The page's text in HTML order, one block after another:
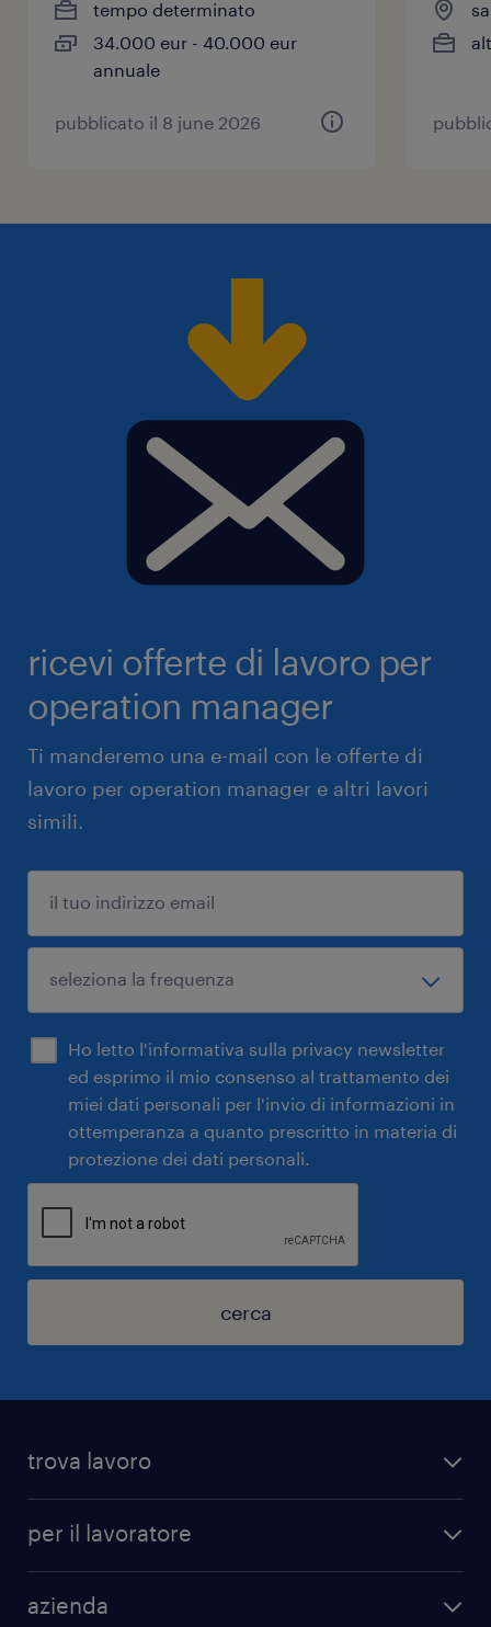
tempo determinato
34.000 eur - 40.000 eur
annuale
pubblicato il 8 june 2026
ricevi offerte di lavoro per
operation manager
Ti manderemo una e-mail con le offerte di
lavoro per operation manager e altri lavori
simili.
Ho letto l'informativa sulla privacy newsletter
ed esprimo il mio consenso al trattamento dei
miei dati personali per l'invio di informazioni in
ottemperanza a quanto prescritto in materia di
protezione dei dati personali.
cerca
trova lavoro
per il lavoratore
azienda